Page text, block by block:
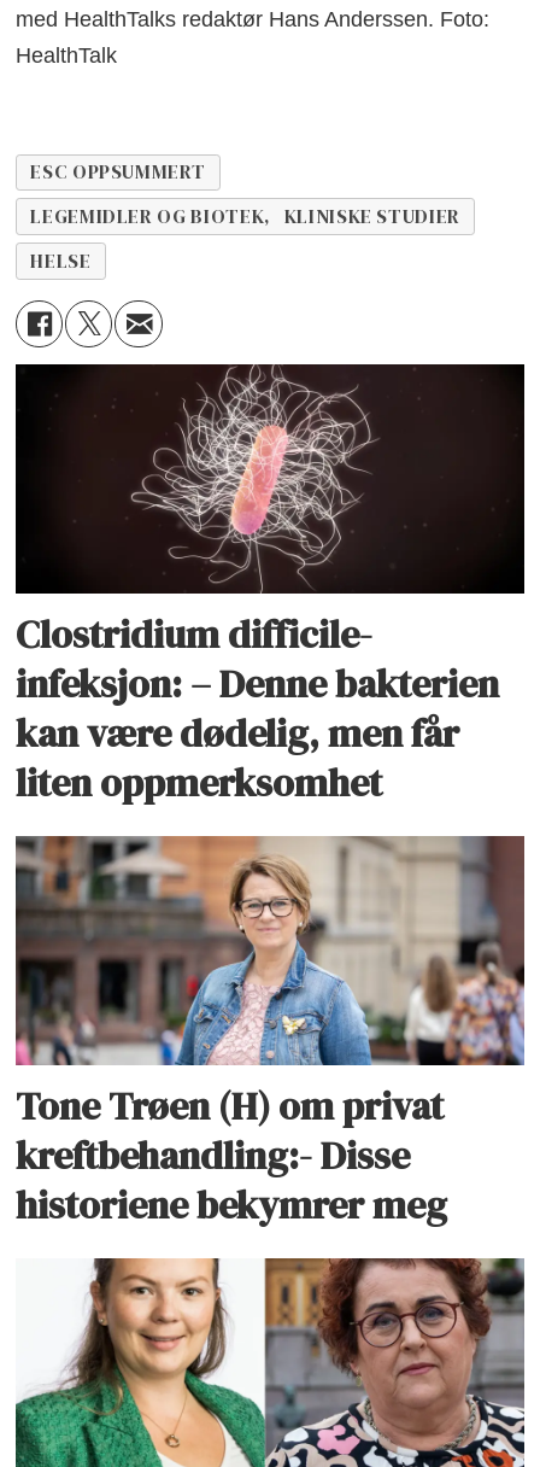
med HealthTalks redaktør Hans Anderssen. Foto:
HealthTalk
ESC OPPSUMMERT
LEGEMIDLER OG BIOTEK, KLINISKE STUDIER
HELSE
Clostridium difficile-
infeksjon: – Denne bakterien
kan være dødelig, men får
liten oppmerksomhet
Tone Trøen (H) om privat
kreftbehandling:- Disse
historiene bekymrer meg